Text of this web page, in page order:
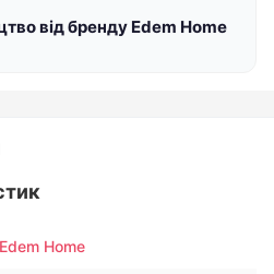
від бренду Edem Home
Edem Home